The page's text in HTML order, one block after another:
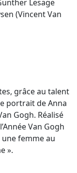
Lesage
(Vincent Van
grâce au talent
portrait de Anna
Gogh. Réalisé
Van Gogh
une femme au
».